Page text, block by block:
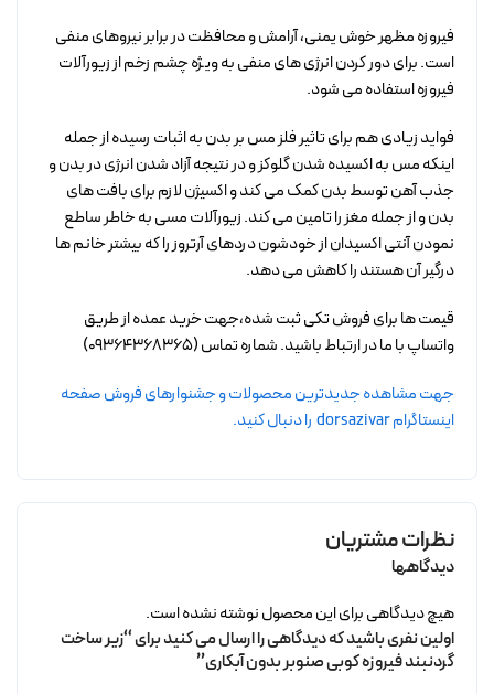
فیروزه مظهر خوش یمنی، آرامش و محافظت در برابر نیروهای منفی
است. برای دور کردن انرژی های منفی به ویژه چشم زخم از زیورآلات
فیروزه استفاده می شود.
فواید زیادی هم برای تاثیر فلز مس بر بدن به اثبات رسیده از جمله
اینکه مس به اکسیده شدن گلوکز و در نتیجه آزاد شدن انرژی در بدن و
جذب آهن توسط بدن کمک می کند و اکسیژن لازم برای بافت های
بدن و از جمله مغز را تامین می کند. زیورآلات مسی به خاطر ساطع
نمودن آنتی اکسیدان از خودشون دردهای آرتروز را که بیشتر خانم ها
درگیر آن هستند را کاهش می دهد.
قیمت ها برای فروش تکی ثبت شده،جهت خرید عمده از طریق
واتساپ با ما در ارتباط باشید. شماره تماس (09364368365)
جهت مشاهده جدیدترین محصولات و جشنوارهای فروش صفحه
اینستاگرام dorsazivar را دنبال کنید.
نظرات مشتریان
دیدگاهها
هیچ دیدگاهی برای این محصول نوشته نشده است.
اولین نفری باشید که دیدگاهی را ارسال می کنید برای “زیر ساخت
گردنبند فیروزه کوبی صنوبر بدون آبکاری”